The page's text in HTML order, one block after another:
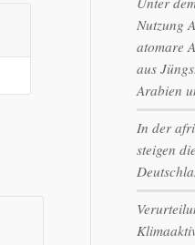
Nutzung
atomare
aus
Arabien
In der
steigen